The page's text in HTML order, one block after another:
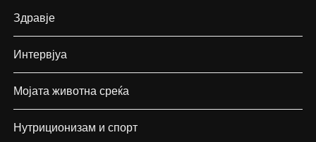
Здравје
Интервјуа
Мојата животна среќа
Нутриционизам и спорт